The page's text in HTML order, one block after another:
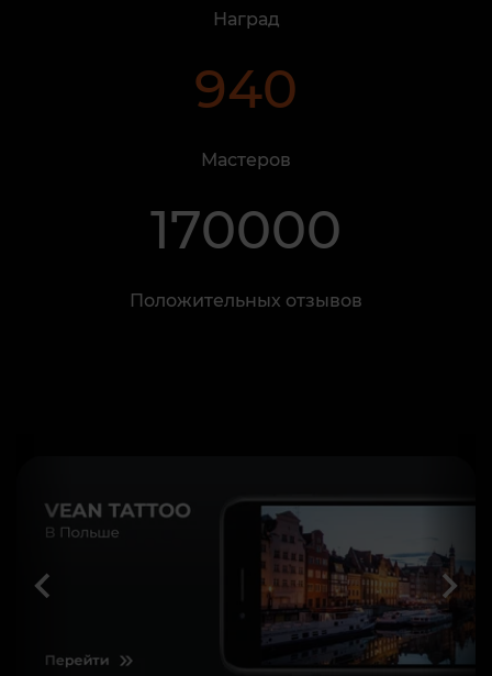
Наград
940
Мастеров
170000
Положительных отзывов